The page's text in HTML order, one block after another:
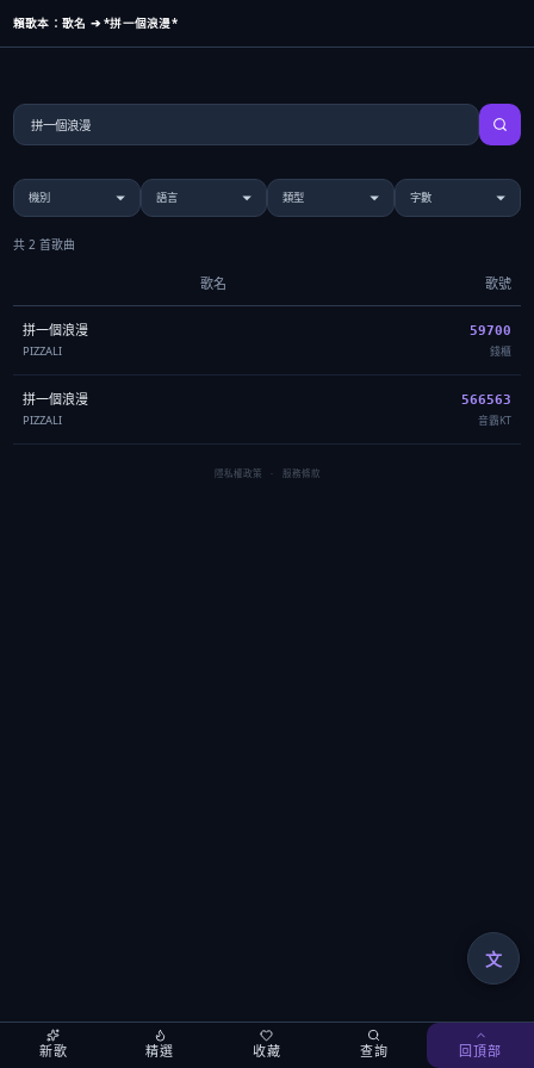
賴歌本：歌名 ➔ *拼一個浪漫*
共 2 首歌曲
歌名 歌號
拼一個浪漫
PIZZALI
59700
錢櫃
拼一個浪漫
PIZZALI
566563
音霸KT
新歌 精選 收藏 查詢 回頂部
隱私權政策 · 服務條款
文